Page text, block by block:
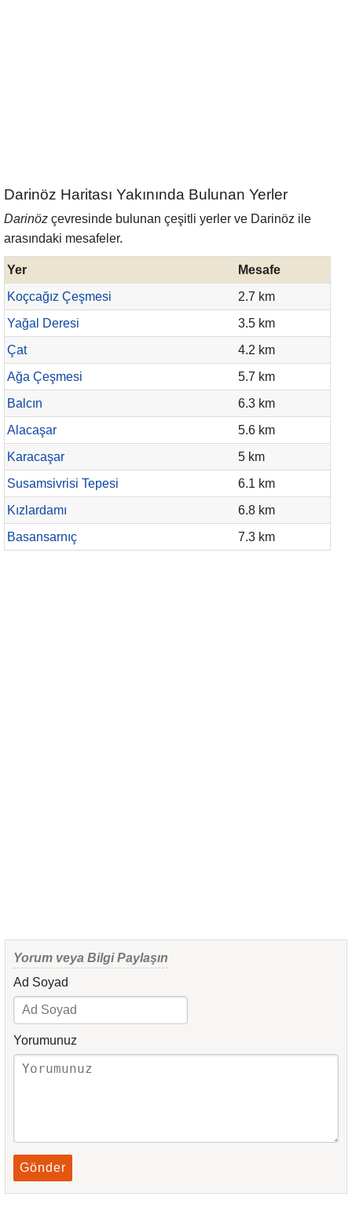
Darinöz Haritası Yakınında Bulunan Yerler
Darinöz çevresinde bulunan çeşitli yerler ve Darinöz ile
arasındaki mesafeler.
Yer
Mesafe
Koçcağız Çeşmesi
2.7 km
Yağal Deresi
3.5 km
Çat
4.2 km
Ağa Çeşmesi
5.7 km
Balcın
6.3 km
Alacaşar
5.6 km
Karacaşar
5 km
Susamsivrisi Tepesi
6.1 km
Kızlardamı
6.8 km
Basansarnıç
7.3 km
Yorum veya Bilgi Paylaşın
Ad Soyad
Yorumunuz
Gönder